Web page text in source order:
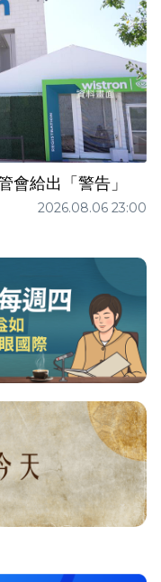
會給出「警告」
2026.08.06 23:00